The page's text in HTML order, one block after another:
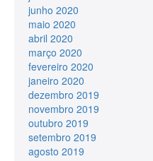
junho 2020
maio 2020
abril 2020
março 2020
fevereiro 2020
janeiro 2020
dezembro 2019
novembro 2019
outubro 2019
setembro 2019
agosto 2019